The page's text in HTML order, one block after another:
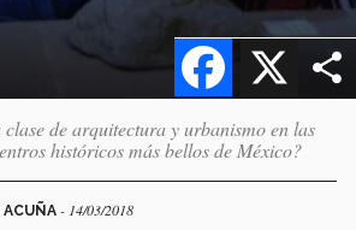
X
Facebook
de arquitectura y urbanismo en las
históricos más bellos de México?
ACUÑA - 14/03/2018